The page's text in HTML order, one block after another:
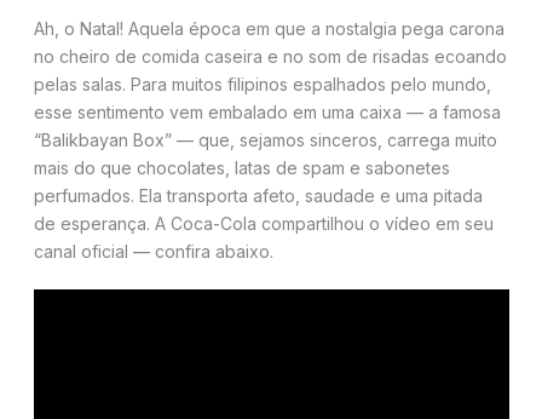
Ah, o Natal! Aquela época em que a nostalgia pega carona
no cheiro de comida caseira e no som de risadas ecoando
pelas salas. Para muitos filipinos espalhados pelo mundo,
esse sentimento vem embalado em uma caixa — a famosa
“Balikbayan Box” — que, sejamos sinceros, carrega muito
mais do que chocolates, latas de spam e sabonetes
perfumados. Ela transporta afeto, saudade e uma pitada
de esperança. A Coca-Cola compartilhou o vídeo em seu
canal oficial — confira abaixo.